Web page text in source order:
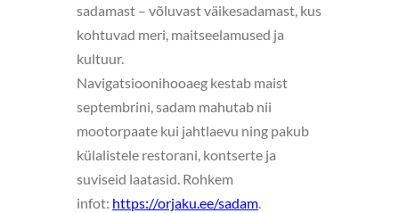
sadamast – võluvast väikesadamast, kus
kohtuvad meri, maitseelamused ja
kultuur.
Navigatsioonihooaeg kestab maist
septembrini, sadam mahutab nii
mootorpaate kui jahtlaevu ning pakub
külalistele restorani, kontserte ja
suviseid laatasid. Rohkem
infot: https://orjaku.ee/sadam.